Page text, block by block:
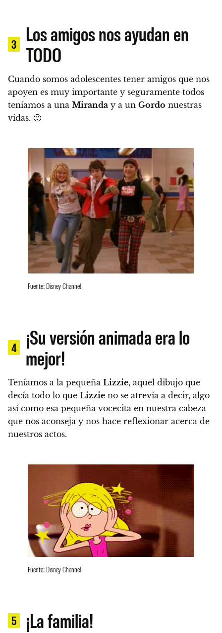
3
Los amigos nos ayudan en
TODO
Cuando somos adolescentes tener amigos que nos
apoyen es muy importante y seguramente todos
teníamos a una Miranda y a un Gordo nuestras
vidas. 🙂
Fuente: Disney Channel
4
¡Su versión animada era lo
mejor!
Teníamos a la pequeña Lizzie, aquel dibujo que
decía todo lo que Lizzie no se atrevía a decir, algo
así como esa pequeña vocecita en nuestra cabeza
que nos aconseja y nos hace reflexionar acerca de
nuestros actos.
Fuente: Disney Channel
5 ¡La familia!